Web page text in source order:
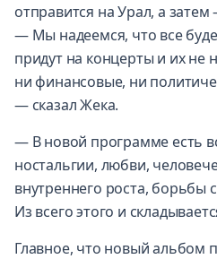
отправится на Урал, а
— Мы надеемся, что все
придут на концерты и их не
ни финансовые, ни
— сказал Жека.
— В новой программе есть
ностальгии, любви,
внутреннего роста, борьбы
Из всего этого и
Главное, что новый альбом